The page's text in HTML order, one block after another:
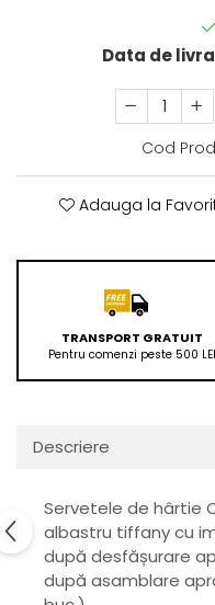
Data de
Cod
Adauga la
TRANSPORT GRATUIT
Pentru comenzi peste 500 LEI
Descriere
Servetele de hârtie
albastru tiffany cu
după desfășurare
după asamblare